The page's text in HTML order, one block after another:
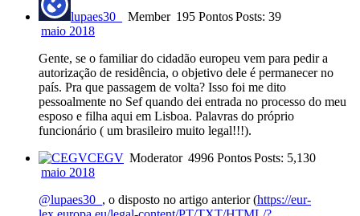
lupaes30_ Member 195 PontosPosts: 39
maio 2018
Gente, se o familiar do cidadão europeu vem para pedir a
autorização de residência, o objetivo dele é permanecer no
país. Pra que passagem de volta? Isso foi me dito
pessoalmente no Sef quando dei entrada no processo do meu
esposo e filha aqui em Lisboa. Palavras do próprio
funcionário ( um brasileiro muito legal!!!).
CEGV Moderator 4996 PontosPosts: 5,130
maio 2018
@lupaes30_ , o disposto no artigo anterior (https://eur-